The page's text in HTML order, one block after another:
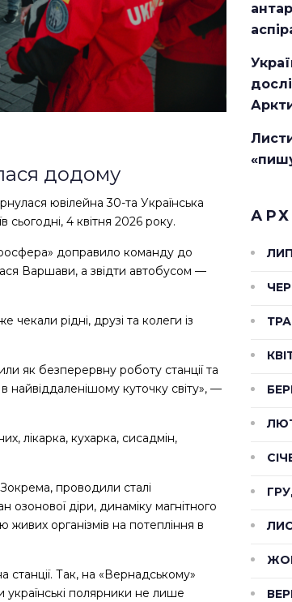
додому
ювілейна 30-та Українська
сьогодні, 4 квітня 2026 року.
доправило команду до
Варшави, а звідти автобусом —
чекали рідні, друзі та колеги із
як безперервну роботу станції та
найвіддаленішому куточку світу», —
лікарка, кухарка, сисадмін,
проводили сталі
озонової діри, динаміку магнітного
живих організмів на потепління в
Так, на «Вернадському»
полярники не лише